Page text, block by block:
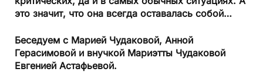
это значит, что она всегда оставалась собой…
Беседуем с Марией Чудаковой, Анной
Герасимовой и внучкой Мариэтты Чудаковой
Евгенией Астафьевой.